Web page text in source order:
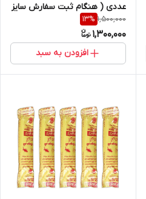
عددی ( هنگام ثبت سفارش سایز
دلخواه به پشتیبان سایت اعلام
شود)
1,500,000
13%
1,300,000
افزودن به سبد